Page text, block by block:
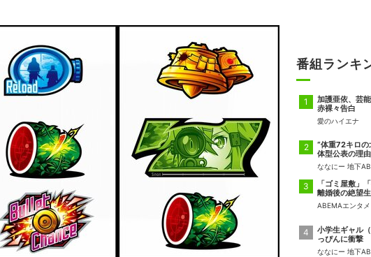
番組ランキ
加護亜依、芸
赤裸々告白
愛のハイエナ
“体重72キロの
体型公表の理由
ななにー 地下
「ゴミ屋敷」
離婚後の絶望
ABEMAエンタメ
小学生ギャル
っぴんに衝撃
ななにー 地下